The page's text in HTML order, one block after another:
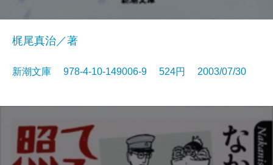
梶尾真治／著
新潮文庫 978-4-10-149006-9 524円 2003/07/30